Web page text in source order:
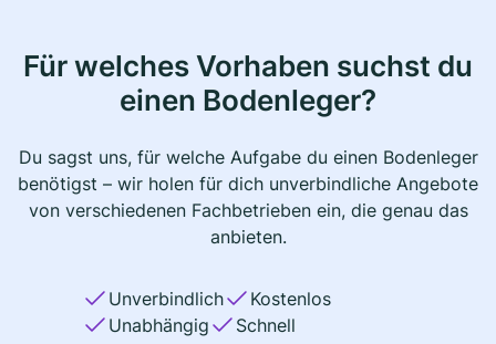
Für welches Vorhaben suchst du
einen Bodenleger?
Du sagst uns, für welche Aufgabe du einen Bodenleger
benötigst – wir holen für dich unverbindliche Angebote
von verschiedenen Fachbetrieben ein, die genau das
anbieten.
Unverbindlich
Kostenlos
Unabhängig
Schnell